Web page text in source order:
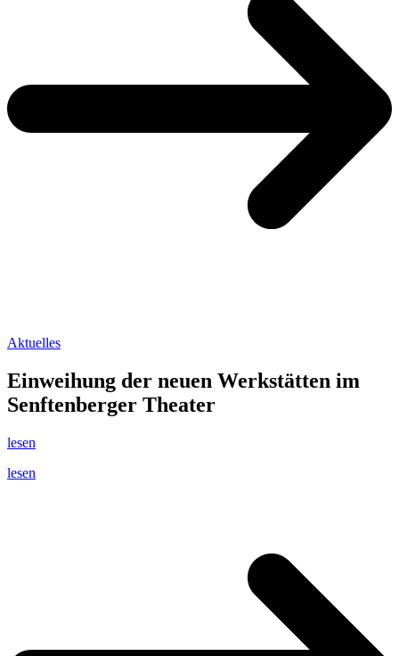
Aktuelles
Einweihung der neuen Werkstätten im
Senftenberger Theater
lesen
lesen